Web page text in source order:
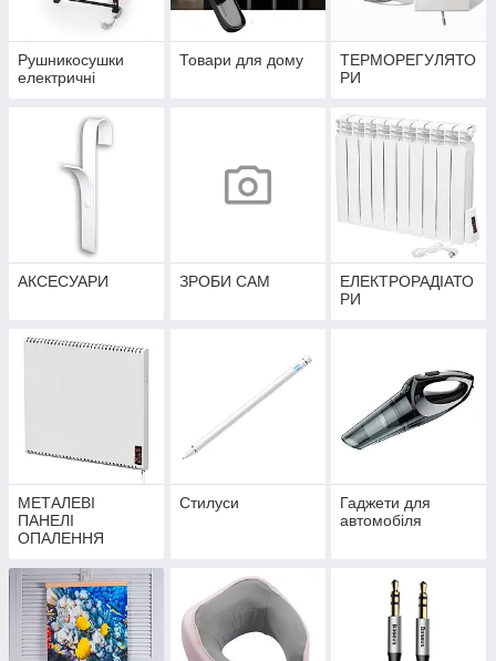
Рушникосушки
електричні
Товари для дому
ТЕРМОРЕГУЛЯТО
РИ
АКСЕСУАРИ ЗРОБИ САМ
ЕЛЕКТРОРАДІАТО
РИ
МЕТАЛЕВІ
ПАНЕЛІ
ОПАЛЕННЯ
Стилуси
Гаджети для
автомобіля